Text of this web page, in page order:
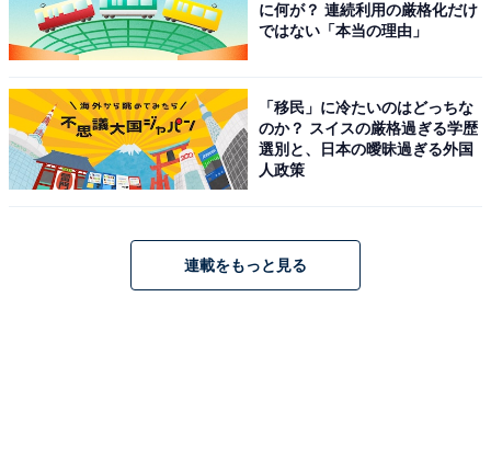
メッセンジャーバッグ
り、荷物の量に応じてバッグのサイズを拡張できる優れ
ものです。フラップを伸ばせば13インチのPCやA4ファ
に何が？ 連続利用の厳格化だけ
ではない「本当の理由」
「移民」に冷たいのはどっちな
のか？ スイスの厳格過ぎる学歴
選別と、日本の曖昧過ぎる外国
人政策
連載をもっと見る